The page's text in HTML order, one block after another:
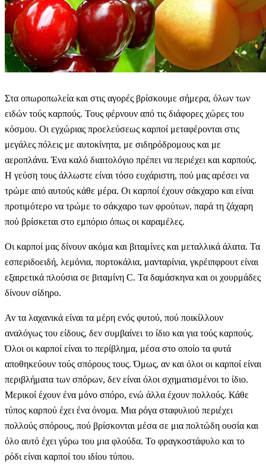
Στα οπωροπωλεία και στις αγορές βρίσκουμε σήμερα, όλων των
ειδών τούς καρπούς. Τους φέρνουν από τις διάφορες χώρες του
κόσμου. Οι εγχώριας προελεύσεως καρποί μεταφέρονται στις
μεγάλες πόλεις με αυτοκίνητα, με σιδηρόδρομους και με
αεροπλάνα. Ένα καλό διαιτολόγιο πρέπει να περιέχει και καρπούς.
Η γεύση τους άλλωστε είναι τόσο ευχάριστη, πού μας αρέσει να
τρώμε από αυτούς κάθε μέρα. Οι καρποί έχουν σάκχαρο και είναι
προτιμότερο να τρώμε το σάκχαρο των φρούτων, παρά τη ζάχαρη
πού βρίσκεται στο εμπόριο όπως οι καραμέλες.
Οι καρποί μας δίνουν ακόμα και βιταμίνες και μεταλλικά άλατα. Τα
εσπεριδοειδή, λεμόνια, πορτοκάλια, μανταρίνια, γκρέιπφρουτ είναι
εξαιρετικά πλούσια σε βιταμίνη C. Τα δαμάσκηνα και οι χουρμάδες
δίνουν σίδηρο.
Αν τα λαχανικά είναι τα μέρη ενός φυτού, πού ποικίλλουν
αναλόγως του είδους, δεν συμβαίνει το ίδιο και για τούς καρπούς.
Όλοι οι καρποί είναι το περίβλημα, μέσα στο οποίο τα φυτά
αποθηκεύουν τούς σπόρους τους. Όμως, αν και όλοι οι καρποί είναι
περιβλήματα των σπόρων, δεν είναι όλοι σχηματισμένοι το ίδιο.
Μερικοί έχουν ένα μόνο σπόρο, ενώ άλλα έχουν πολλούς. Κάθε
τύπος καρπού έχει ένα όνομα. Μια ρόγα σταφυλιού περιέχει
πολλούς σπόρους, πού βρίσκονται μέσα σε μια πολτώδη ουσία και
όλο αυτό έχει γύρω του μια φλούδα. Το φραγκοστάφυλο και το
ρόδι είναι καρποί του ιδίου τύπου.